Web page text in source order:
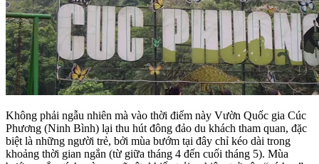
Không phải ngẫu nhiên mà vào thời điểm này Vườn Quốc gia Cúc
Phương (Ninh Bình) lại thu hút đông đảo du khách tham quan, đặc
biệt là những người trẻ, bởi mùa bướm tại đây chỉ kéo dài trong
khoảng thời gian ngắn (từ giữa tháng 4 đến cuối tháng 5). Mùa